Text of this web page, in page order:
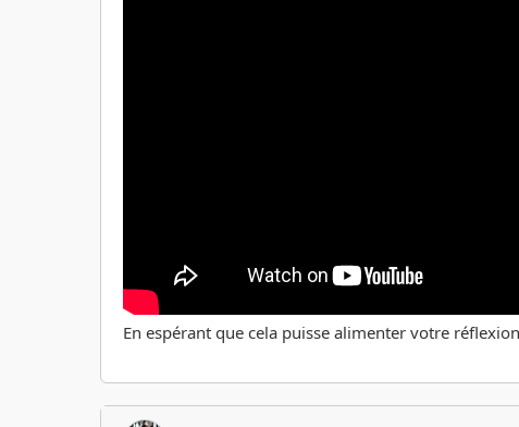
En espérant que cela puisse alimenter votre